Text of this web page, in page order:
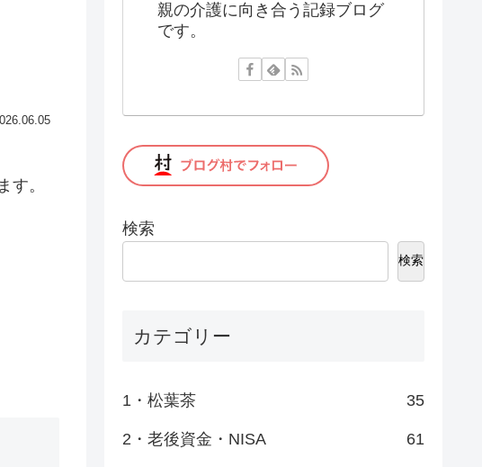
す。
親の介護に向き合う記録ブログ
です。
検索
検索
カテゴリー
1・松葉茶 35
2・老後資金・NISA 61